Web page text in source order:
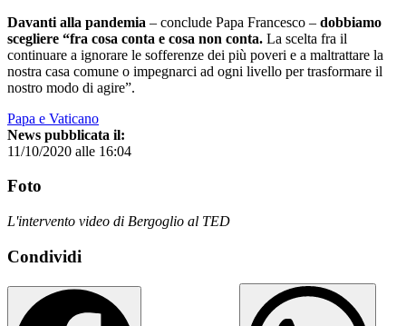
Davanti alla pandemia – conclude Papa Francesco – dobbiamo
scegliere “fra cosa conta e cosa non conta. La scelta fra il
continuare a ignorare le sofferenze dei più poveri e a maltrattare la
nostra casa comune o impegnarci ad ogni livello per trasformare il
nostro modo di agire”.
Papa e Vaticano
News pubblicata il:
11/10/2020 alle 16:04
Foto
L'intervento video di Bergoglio al TED
Condividi